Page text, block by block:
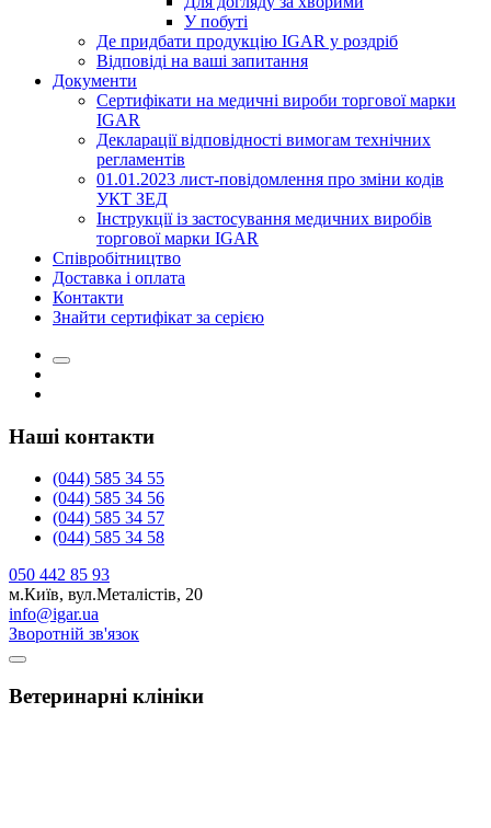
У побутi
Де придбати продукцію IGAR у роздріб
Вiдповiдi на вашi запитання
Документи
Сертифікати на медичні вироби торгової марки
IGAR
Декларації відповідності вимогам технічних
регламентів
01.01.2023 лист-повідомлення про зміни кодів
УКТ ЗЕД
Інструкції із застосування медичних виробів
торгової марки IGAR
Співробітництво
Доставка і оплата
Контакти
Знайти сертифікат за серією
Наші контакти
(044) 585 34 55
(044) 585 34 56
(044) 585 34 57
(044) 585 34 58
050 442 85 93
м.Київ, вул.Металістів, 20
info@igar.ua
Зворотній зв'язок
Ветеринарнi клiнiки